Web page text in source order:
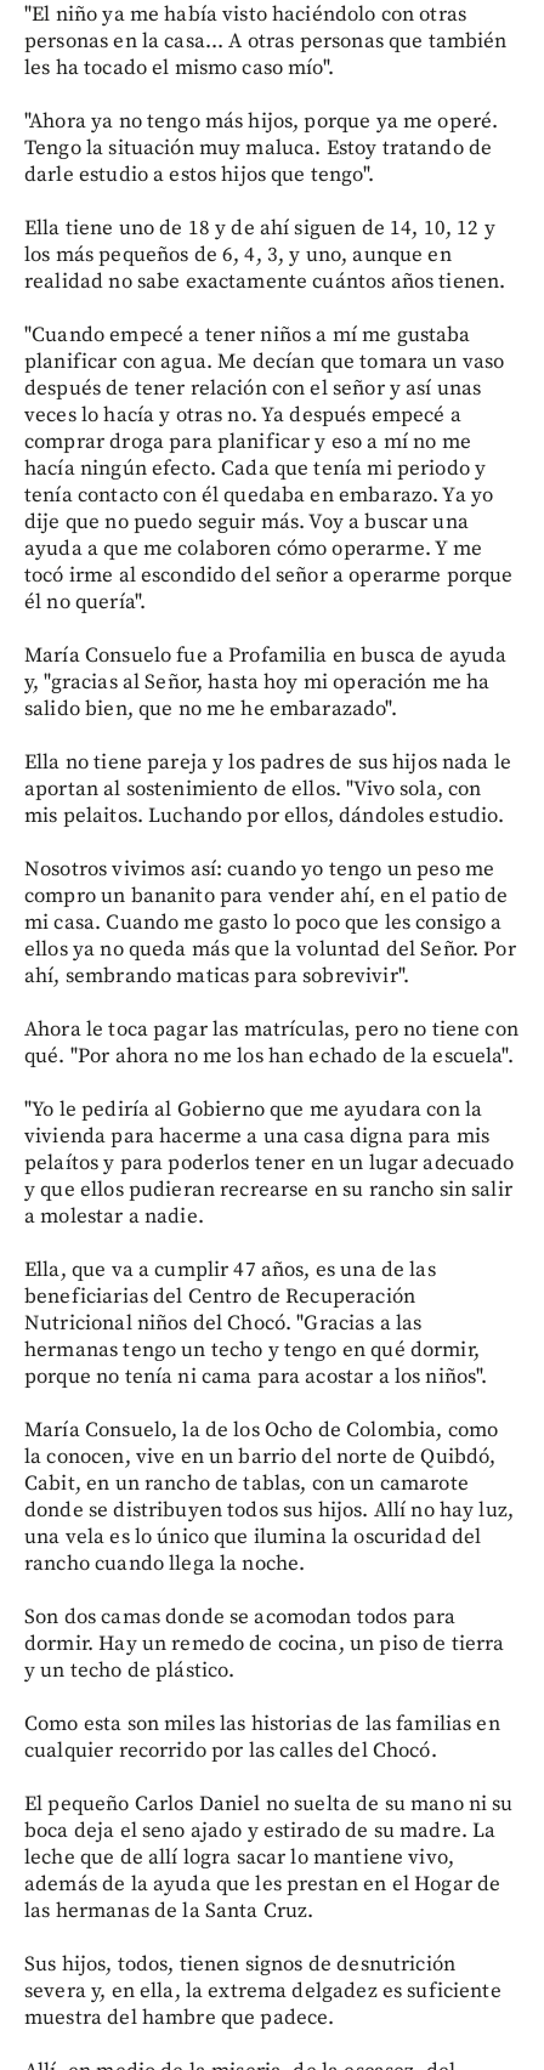
"El niño ya me había visto haciéndolo con otras
personas en la casa... A otras personas que también
les ha tocado el mismo caso mío".
"Ahora ya no tengo más hijos, porque ya me operé.
Tengo la situación muy maluca. Estoy tratando de
darle estudio a estos hijos que tengo".
Ella tiene uno de 18 y de ahí siguen de 14, 10, 12 y
los más pequeños de 6, 4, 3, y uno, aunque en
realidad no sabe exactamente cuántos años tienen.
"Cuando empecé a tener niños a mí me gustaba
planificar con agua. Me decían que tomara un vaso
después de tener relación con el señor y así unas
veces lo hacía y otras no. Ya después empecé a
comprar droga para planificar y eso a mí no me
hacía ningún efecto. Cada que tenía mi periodo y
tenía contacto con él quedaba en embarazo. Ya yo
dije que no puedo seguir más. Voy a buscar una
ayuda a que me colaboren cómo operarme. Y me
tocó irme al escondido del señor a operarme porque
él no quería".
María Consuelo fue a Profamilia en busca de ayuda
y, "gracias al Señor, hasta hoy mi operación me ha
salido bien, que no me he embarazado".
Ella no tiene pareja y los padres de sus hijos nada le
aportan al sostenimiento de ellos. "Vivo sola, con
mis pelaitos. Luchando por ellos, dándoles estudio.
Nosotros vivimos así: cuando yo tengo un peso me
compro un bananito para vender ahí, en el patio de
mi casa. Cuando me gasto lo poco que les consigo a
ellos ya no queda más que la voluntad del Señor. Por
ahí, sembrando maticas para sobrevivir".
Ahora le toca pagar las matrículas, pero no tiene con
qué. "Por ahora no me los han echado de la escuela".
"Yo le pediría al Gobierno que me ayudara con la
vivienda para hacerme a una casa digna para mis
pelaítos y para poderlos tener en un lugar adecuado
y que ellos pudieran recrearse en su rancho sin salir
a molestar a nadie.
Ella, que va a cumplir 47 años, es una de las
beneficiarias del Centro de Recuperación
Nutricional niños del Chocó. "Gracias a las
hermanas tengo un techo y tengo en qué dormir,
porque no tenía ni cama para acostar a los niños".
María Consuelo, la de los Ocho de Colombia, como
la conocen, vive en un barrio del norte de Quibdó,
Cabit, en un rancho de tablas, con un camarote
donde se distribuyen todos sus hijos. Allí no hay luz,
una vela es lo único que ilumina la oscuridad del
rancho cuando llega la noche.
Son dos camas donde se acomodan todos para
dormir. Hay un remedo de cocina, un piso de tierra
y un techo de plástico.
Como esta son miles las historias de las familias en
cualquier recorrido por las calles del Chocó.
El pequeño Carlos Daniel no suelta de su mano ni su
boca deja el seno ajado y estirado de su madre. La
leche que de allí logra sacar lo mantiene vivo,
además de la ayuda que les prestan en el Hogar de
las hermanas de la Santa Cruz.
Sus hijos, todos, tienen signos de desnutrición
severa y, en ella, la extrema delgadez es suficiente
muestra del hambre que padece.